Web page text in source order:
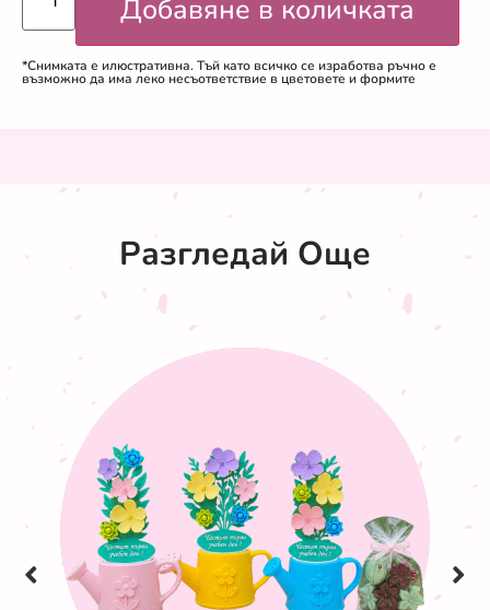
Добавяне в количката
*Снимката е илюстративна. Тъй като всичко се изработва ръчно е
възможно да има леко несъответствие в цветовете и формите
Разгледай Още